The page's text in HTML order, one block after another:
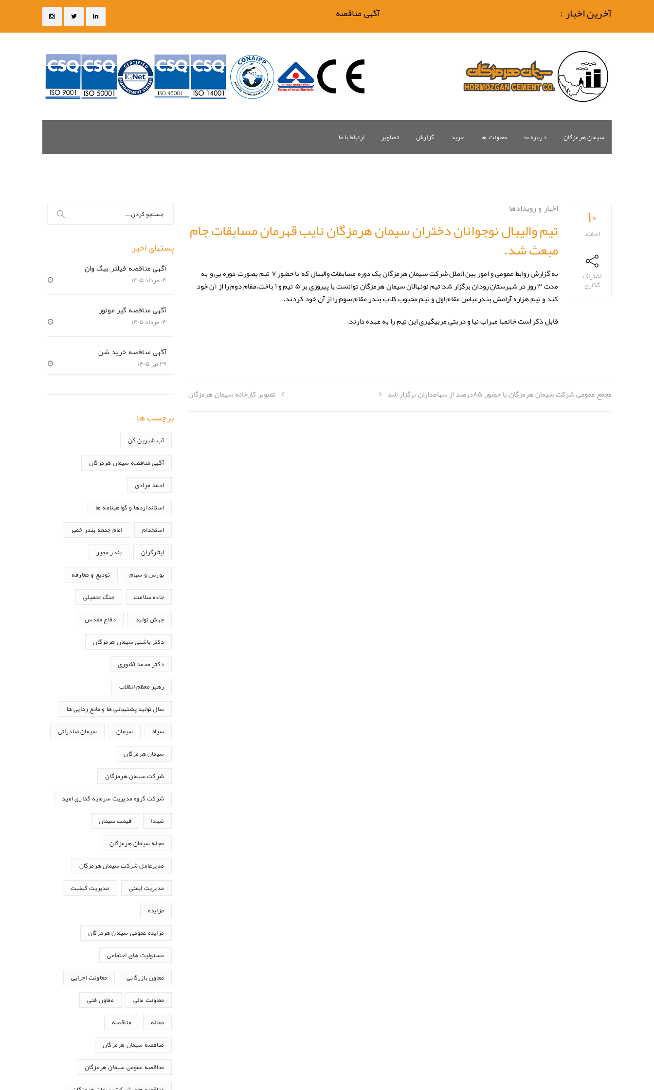
آخرین اخبار : آگهی مناقصه فیلتر بیگ وان
ارتباط با ما تصاویر گزارش خرید معاونت ها درباره ما سیمان هرمزگان
۱۰
اسفند
اشتراک
گذاری
اخبار و رویدادها
تیم والیبال نوجوانان دختران سیمان هرمزگان نایب قهرمان مسابقات جام
مبعث شد.
به گزارش روابط عمومی و امور بین الملل شرکت سیمان هرمزگان یک دوره مسابقات والیبال که با حضور ۷ تیم بصورت دوره یی و به
مدت ۳ روز در شهرستان رودان برگزار شد تیم نونهالان سیمان هرمزگان توانست با پیروزی بر ۵ تیم و ۱ باخت،مقام دوم را از آن خود
کند و تیم هزاره آرامش بندرعباس مقام اول و تیم محبوب کلاب بندر مقام سوم را از آن خود کردند.
قابل ذکر است خانمها مهراب نیا و دربتی مربیگیری این تیم را به عهده دارند.
تصویر کارخانه سیمان هرمزگان مجمع عمومی شرکت سیمان هرمزگان با حضور ۸۵درصد از سهامداران برگزار شد
برای:
پستهای اخیر
آگهی مناقصه فیلتر بیگ وان
۰۴ مرداد ۱۴۰۵
آگهی مناقصه گیر موتور
۰۳ مرداد ۱۴۰۵
آگهی مناقصه خرید شن
۲۹ تیر ۱۴۰۵
برچسب ها
آب شیرین کن
آگهی مناقصه سیمان هرمزگان
احمد مرادی
استانداردها و گواهینامه ها
استخدام امام جمعه بندر خمیر
ایثارگران بندر خمیر
بورس و سهام تودیع و معارفه
جاده سلامت جنگ تحمیلی
جهش تولید دفاع مقدس
دکتر باشتی سیمان هرمزگان
دکتر محمد آشوری
رهبر معظم انقلاب
سال تولید پشتیبانی ها و مانع زدایی ها
سپاه سیمان سیمان صادراتی
سیمان هرمزگان
شرکت سیمان هرمزگان
شرکت گروه مدیریت سرمایه گذاری امید
شهدا قیمت سیمان
مجله سیمان هرمزگان
مدیرعامل شرکت سیمان هرمزگان
مدیریت ایمنی مدیریت کیفیت
مزایده
مزایده عمومی سیمان هرمزگان
مسئولیت های اجتماعی
معاون بازرگانی معاونت اجرایی
معاونت مالی معاون فنی
مقاله مناقصه
مناقصه سیمان هرمزگان
مناقصه عمومی سیمان هرمزگان